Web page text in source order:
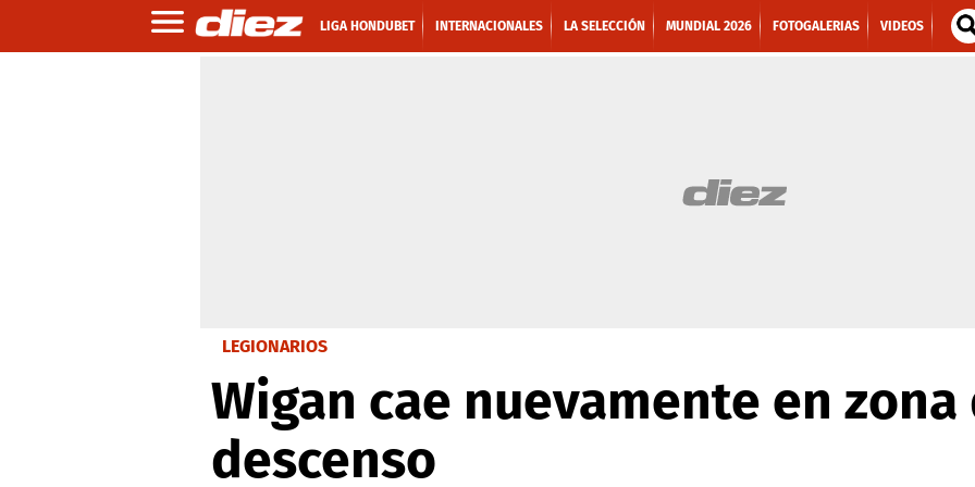
LIGA HONDUBET INTERNACIONALES LA SELECCIÓN MUNDIAL 2026 FOTOGALERIAS VIDEOS
LEGIONARIOS
Wigan cae nuevamente en zona
descenso